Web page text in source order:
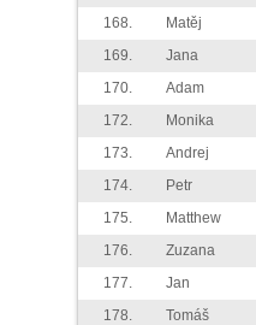
168.
Matěj
169.
Jana
170.
Adam
172.
Monika
173.
Andrej
174.
Petr
175.
Matthew
176.
Zuzana
177.
Jan
178.
Tomáš